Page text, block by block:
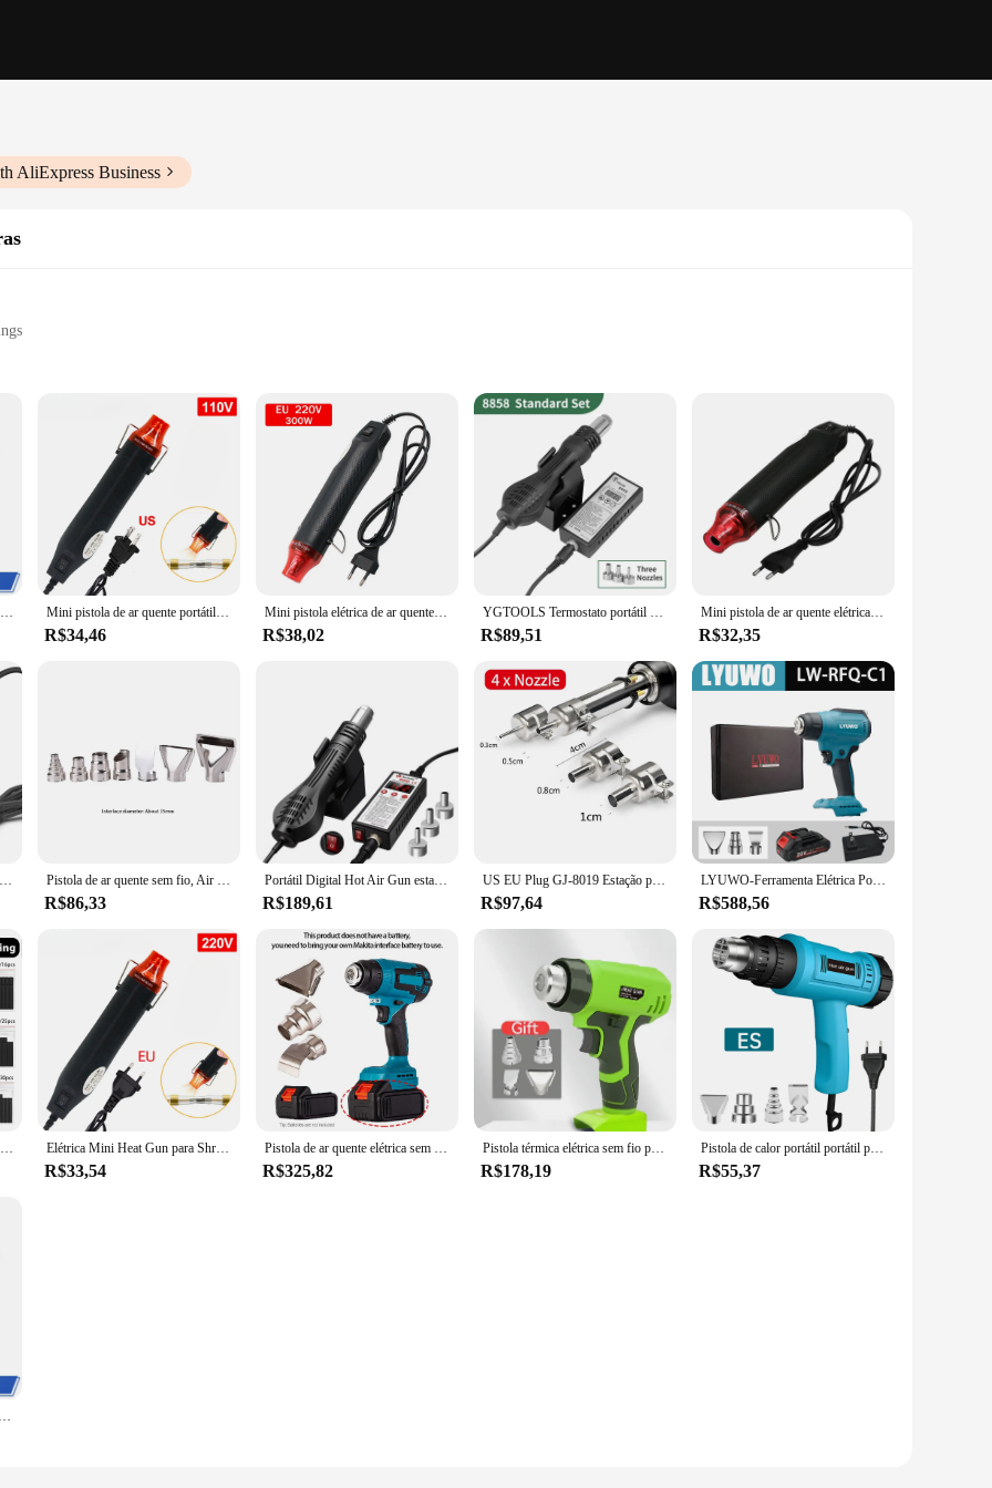
AliExpress Business
circuits
of soldering and welding. Its robust construction, featuring a blend of high-quality plastic and metal, ensures durability and longevity.
temperatures, allowing for precise control over your soldering and welding projects. The adjustable temperature settings cater to various
and amateur users.
it's also about user experience. The ergonomic design and lightweight build make it comfortable to handle for extended periods,
the scope of applications, from intricate electronics repairs to larger welding jobs. The set is perfect for both wholesale and
tool that meets their soldering and welding needs.
you're a professional in the field or a hobbyist, this tool is designed to provide reliable performance and peace of mind. It's not just a
1 pçs 220v pistola de ar quente diy solda temperatura ventilador arma energia elétrica secador quente mini pistola calor para artesanato envoltório tubulação retrátil Mini pistola de ar quente portátil elétrica, Heat Shrink Butt, DIY Craft, Embossing, Embrulho, PVC, 300W, 300Pcs
R$34,46
Mini pistola elétrica de ar quente 220V, temperatura de solda, artesanato de bricolage, secador quente de energia, pistola térmica para tubulação de psiquiatra
R$38,02
YGTOOLS Termostato portátil de temperatura ajustável Máquina SMD Ferramenta de reparo móvel Pistola de calor de ar quente Placa-mãe do telefone 8858 600W
R$89,51
Mini pistola de ar quente elétrica, solda DIY, ventilador de temperatura, poder quente secador, pistola térmica para artesanato, encolher tubulação, envoltório do carro, 220V
R$32,35
Pistola de calor portátil com display LCD, temperatura variável, janela de resfriamento, aquecimento cerâmico, ventilador térmico, 7 bicos, ar quente, 600W Pistola de ar quente sem fio, Air Blower com 3 bicos, pistola de calor elétrica, Home Shrink Wrapping Tool Recarregável para bateria Makita 18V
R$86,33
Portátil Digital Hot Air Gun estação de solda, BGA retrabalho estação de solda ventilador de ar quente pistola de calor, desoldering, 8898, 8858, 2 em 1
R$189,61
US EU Plug GJ-8019 Estação portátil de solda com pistola de ar quente
R$97,64
LYUWO-Ferramenta Elétrica Portátil com Display Digital, Controle de Temperatura, Ventilador de Ar Quente, Temperatura Ajustável, Bateria De Lítio, 20V
R$588,56
Hot Air Gun com Assento de Apoio Shrink 220V, Ferramenta Elétrica, Mini Temperatura de Solda, Artesanato Ventilador, Ferramenta DIY Elétrica Mini Heat Gun para Shrink Tubing Hot Air Gun, 220V, Solda Temperatura Blower, Artesanato DIY, Power Hot Dryer, envoltório do carro
R$33,54
Pistola de ar quente elétrica sem fio LED portátil, ventilador recarregável, 3 bicos, bateria Makita 18V, 0-500 °C
R$325,82
Pistola térmica elétrica sem fio portátil, 4 bicos, alta potência, velocidade de aquecimento mais rápida, ferramentas elétricas, 360W
R$178,19
Pistola de calor portátil portátil portátil de ar quente 2000W Pistola de secagem Temperatura ajustável Pintura de decapagem DIY
R$55,37
Elétrica Mini Heat Gun para Shrink Tubing Hot Air Gun, 220V, Soprador de temperatura de solda Artesanato DIY, Power Hot Dryer, envoltório do carro